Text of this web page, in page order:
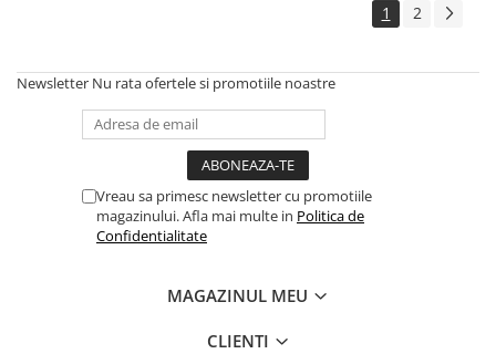
1 2
Newsletter Nu rata ofertele si promotiile noastre
Vreau sa primesc newsletter cu promotiile
magazinului. Afla mai multe in Politica de
Confidentialitate
MAGAZINUL MEU
CLIENTI